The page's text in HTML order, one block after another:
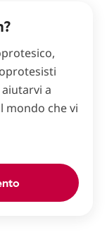
a
mondo che vi